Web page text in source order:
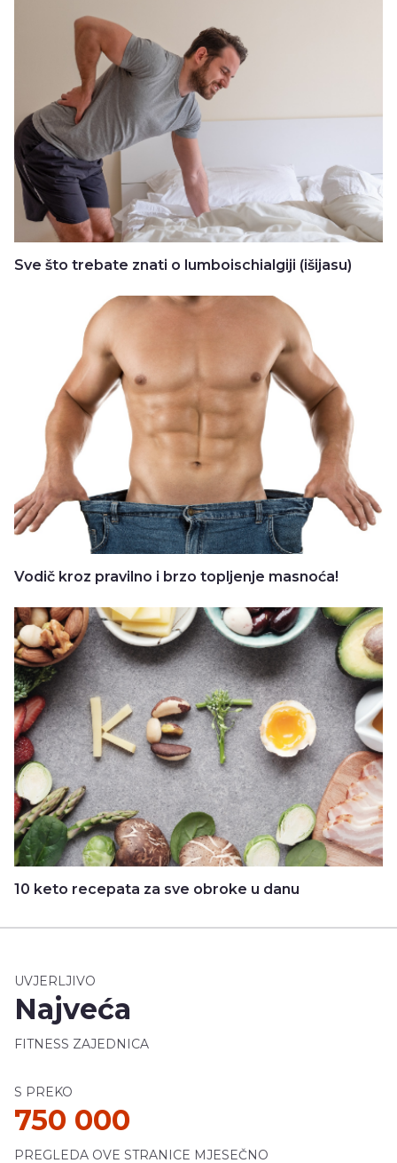
Sve što trebate znati o lumboischialgiji (išijasu)
Vodič kroz pravilno i brzo topljenje masnoća!
10 keto recepata za sve obroke u danu
UVJERLJIVO
Najveća
FITNESS ZAJEDNICA
S PREKO
750 000
PREGLEDA OVE STRANICE MJESEČNO